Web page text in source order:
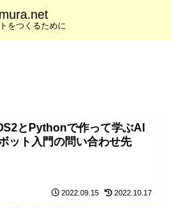
をつくるために
とPythonで作って学ぶAI
ット入門の問い合わせ先
2022.09.15 2022.10.17